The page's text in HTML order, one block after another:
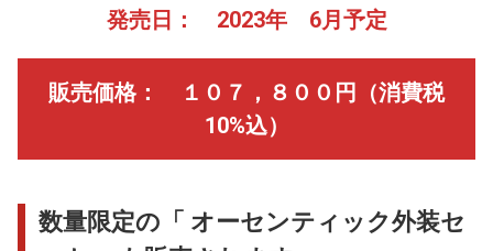
発売日： 2023年 6月予定
販売価格： １０７，８００円（消費税
10%込）
数量限定の「 オーセンティック外装セ